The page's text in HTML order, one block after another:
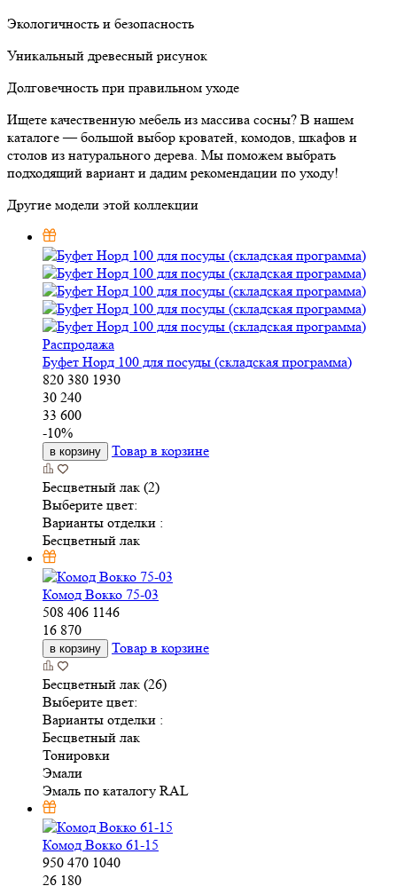
Экологичность и безопасность
Уникальный древесный рисунок
Долговечность при правильном уходе
Ищете качественную мебель из массива сосны? В нашем
каталоге — большой выбор кроватей, комодов, шкафов и
столов из натурального дерева. Мы поможем выбрать
подходящий вариант и дадим рекомендации по уходу!
Другие модели этой коллекции
Распродажа
Буфет Норд 100 для посуды (складская программа)
820 380 1930
30 240
33 600
-10%
в корзину Товар в корзине
Бесцветный лак (2)
Выберите цвет:
Варианты отделки :
Бесцветный лак
Комод Вокко 75-03
508 406 1146
16 870
в корзину Товар в корзине
Бесцветный лак (26)
Выберите цвет:
Варианты отделки :
Бесцветный лак
Тонировки
Эмали
Эмаль по каталогу RAL
Комод Вокко 61-15
950 470 1040
26 180